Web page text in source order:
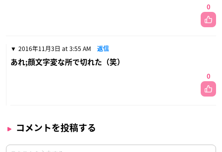
0
2016年11月3日 at 3:55 AM 返信
あれ;顔文字変な所で切れた（笑）
0
コメントを投稿する